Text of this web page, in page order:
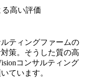
高い評価
ティングファームの
策。そうした質の高
コンサルティング
ています。